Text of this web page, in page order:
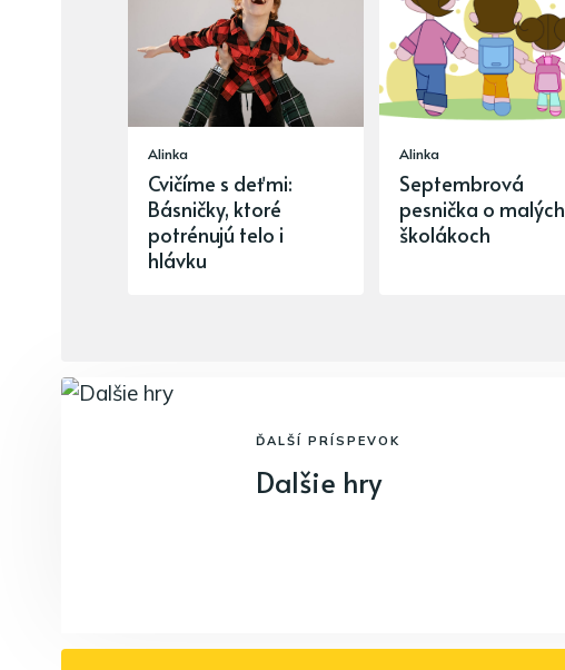
Alinka
Cvičíme s deťmi:
Básničky, ktoré
potrénujú telo i
hlávku
Alinka
Septembrová
pesnička o malých
školákoch
ĎALŠÍ PRÍSPEVOK
Dalšie hry